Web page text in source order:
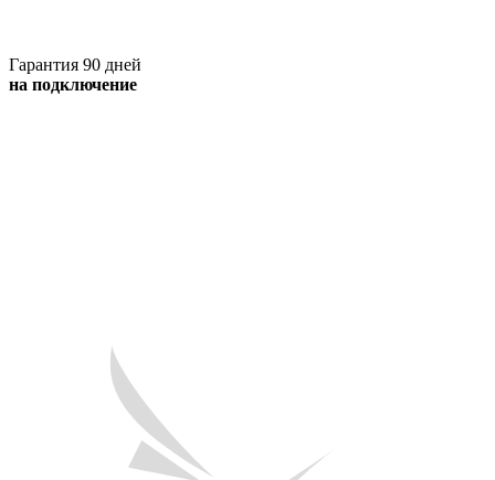
Гарантия 90 дней
на подключение